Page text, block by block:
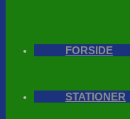
FORSIDE
STATIONER